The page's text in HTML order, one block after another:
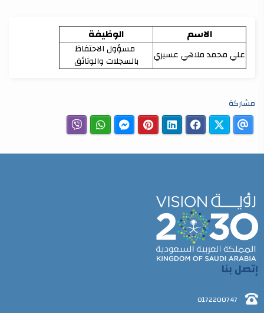
الاسم الوظيفة
علي محمد ملاهي عسيري
مسؤول الاحتفاظ
بالسجلات والوثائق
مشاركة
إتصل بنا
0172200747